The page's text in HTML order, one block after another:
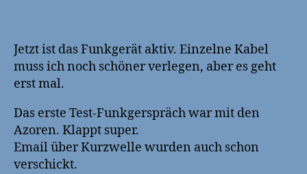
Jetzt ist das Funkgerät aktiv. Einzelne Kabel
muss ich noch schöner verlegen, aber es geht
erst mal.
Das erste Test-Funkgerspräch war mit den
Azoren. Klappt super.
Email über Kurzwelle wurden auch schon
verschickt.